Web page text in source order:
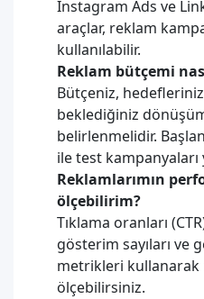
Instagram Ads ve
araçlar, reklam
kullanılabilir.
Reklam bütçemi
Bütçeniz,
beklediğiniz
belirlenmelidir.
ile test
Reklamlarımın
ölçebilirim?
Tıklama oranları
gösterim sayıları ve
metrikleri kullanarak
ölçebilirsiniz.